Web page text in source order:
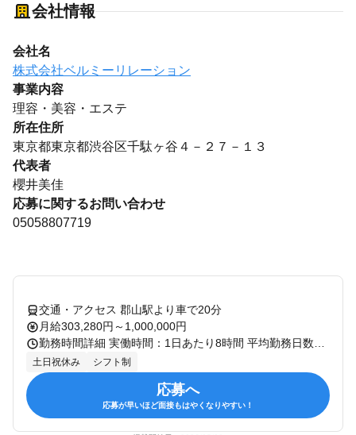
会社情報
会社名
株式会社ベルミーリレーション
事業内容
理容・美容・エステ
所在住所
東京都東京都渋谷区千駄ヶ谷４－２７－１３
代表者
櫻井美佳
応募に関するお問い合わせ
05058807719
交通・アクセス 郡山駅より車で20分
月給303,280円～1,000,000円
土日祝休み シフト制
応募へ
応募が早いほど面接もはやくなりやすい！